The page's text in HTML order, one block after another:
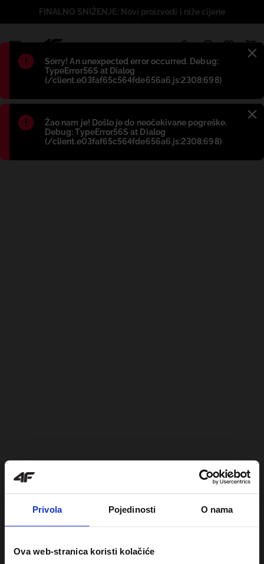
Privola Pojedinosti O nama
Ova web-stranica koristi kolačiće
Błąd:
Sorry! An unexpected error occurred. Debug:
TypeError56S at Dialog
(/client.e03faf65c564fde656a6.js:2308:698)
Błąd:
Žao nam je! Došlo je do neočekivane pogreške.
Debug: TypeError56S at Dialog
(/client.e03faf65c564fde656a6.js:2308:698)
FINALNO SNIŽENJE: Novi proizvodi i niže cijene